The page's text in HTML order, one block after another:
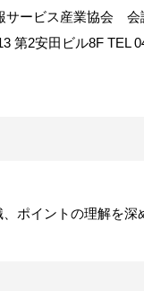
サービス産業協会 会
第2安田ビル8F TEL
ポイントの理解を深